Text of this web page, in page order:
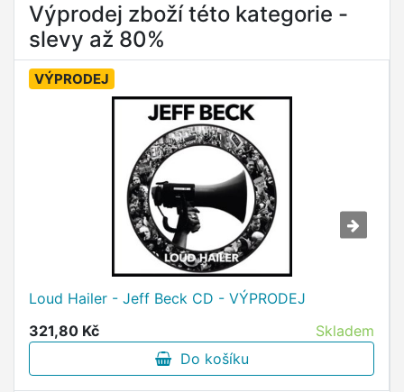
Výprodej zboží této kategorie -
slevy až 80%
VÝPRODEJ
Loud Hailer - Jeff Beck CD - VÝPRODEJ
321,80 Kč
Skladem
Do košíku